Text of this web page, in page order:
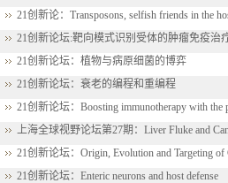
21创新论：Transposons, selfish friends in the
21创新论坛:靶向模式识别受体的肿瘤免疫治
21创新论坛：植物与病原细菌的博弈
21创新论坛：衰老的编程和重编程
21创新论坛：Boosting immunotherapy with the
上海全球视野论坛第27期：Liver Fluke and
21创新论坛：Origin, Evolution and Targeting of
21创新论坛：Enteric neurons and host defense